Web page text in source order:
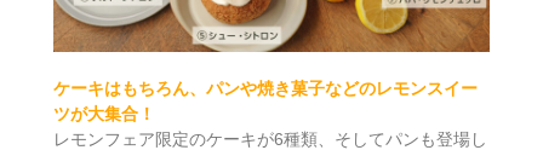
ケーキはもちろん、パンや焼き菓子などのレモンスイー
ツが大集合！
レモンフェア限定のケーキが6種類、そしてパンも登場し